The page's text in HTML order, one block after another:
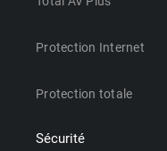
Protection Internet
Protection totale
Sécurité